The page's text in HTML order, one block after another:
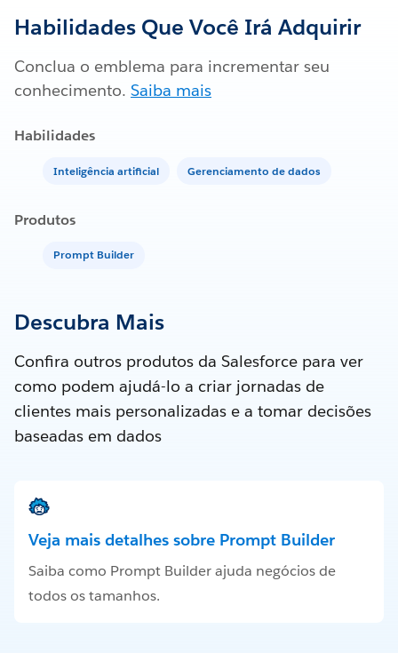
Habilidades Que Você Irá Adquirir
Conclua o emblema para incrementar seu
conhecimento. Saiba mais
Habilidades
Inteligência artificial Gerenciamento de dados
Produtos
Prompt Builder
Descubra Mais
Confira outros produtos da Salesforce para ver
como podem ajudá-lo a criar jornadas de
clientes mais personalizadas e a tomar decisões
baseadas em dados
Veja mais detalhes sobre Prompt Builder
Saiba como Prompt Builder ajuda negócios de
todos os tamanhos.